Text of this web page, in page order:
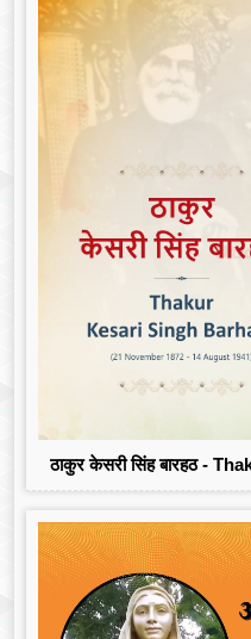
ठाकुर केसरी सिंह बारहठ -